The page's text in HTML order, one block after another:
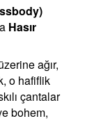
Hasır
ağır,
o hafiflik
çantalar
bohem,